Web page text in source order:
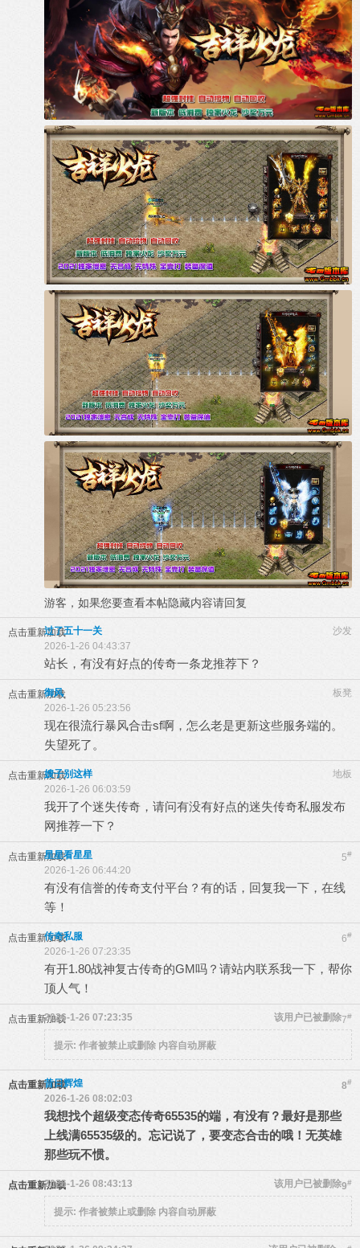
游客，如果您要查看本帖隐藏内容请回复
点击重新加载 沙发
过了五十一关
2026-1-26 04:43:37
站长，有没有好点的传奇一条龙推荐下？
点击重新加载 板凳
御风
2026-1-26 05:23:56
现在很流行暴风合击sf啊，怎么老是更新这些服务端的。
失望死了。
点击重新加载 地板
嫂子别这样
2026-1-26 06:03:59
我开了个迷失传奇，请问有没有好点的迷失传奇私服发布
网推荐一下？
点击重新加载 5#
星星看星星
2026-1-26 06:44:20
有没有信誉的传奇支付平台？有的话，回复我一下，在线
等！
点击重新加载 6#
传奇私服
2026-1-26 07:23:35
有开1.80战神复古传奇的GM吗？请站内联系我一下，帮你
顶人气！
点击重新加载 7#
该用户已被删除
2026-1-26 07:23:35
提示: 作者被禁止或删除 内容自动屏蔽
点击重新加载 8#
昔日辉煌
2026-1-26 08:02:03
我想找个超级变态传奇65535的端，有没有？最好是那些
上线满65535级的。忘记说了，要变态合击的哦！无英雄
那些玩不惯。
点击重新加载 9#
该用户已被删除
2026-1-26 08:43:13
提示: 作者被禁止或删除 内容自动屏蔽